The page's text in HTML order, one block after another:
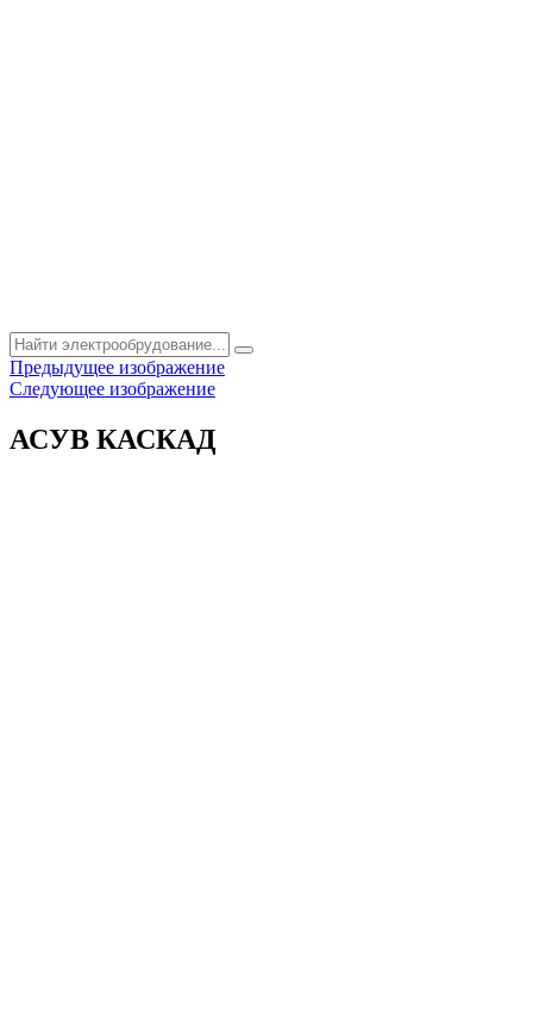
Предыдущее изображение
Следующее изображение
АСУВ КАСКАД